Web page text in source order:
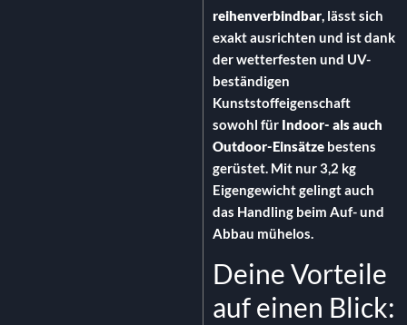
reihenverbindbar, lässt sich
exakt ausrichten und ist dank
der wetterfesten und UV-
beständigen
Kunststoffeigenschaft
sowohl für Indoor- als auch
Outdoor-Einsätze bestens
gerüstet. Mit nur 3,2 kg
Eigengewicht gelingt auch
das Handling beim Auf- und
Abbau mühelos.
Deine Vorteile
auf einen Blick: